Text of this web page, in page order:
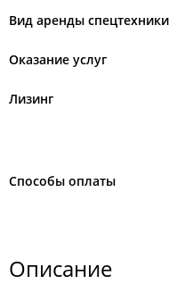
Вид аренды спецтехники
Оказание услуг
Лизинг
Способы оплаты
Описание